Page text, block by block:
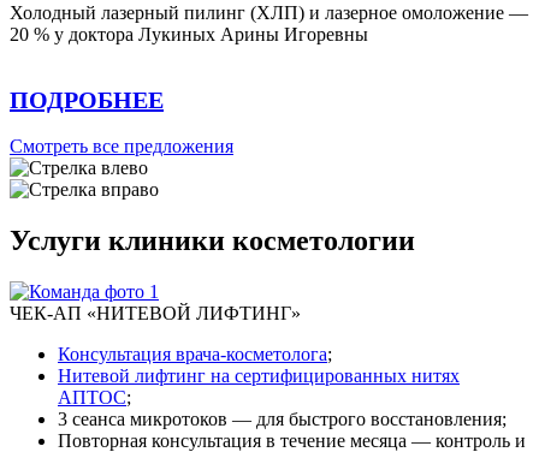
Холодный лазерный пилинг (ХЛП) и лазерное омоложение —
20 % у доктора Лукиных Арины Игоревны
ПОДРОБНЕЕ
Смотреть все предложения
Услуги клиники косметологии
ЧЕК-АП «НИТЕВОЙ ЛИФТИНГ»
Консультация врача-косметолога;
Нитевой лифтинг на сертифицированных нитях
АПТОС;
3 сеанса микротоков — для быстрого восстановления;
Повторная консультация в течение месяца — контроль и